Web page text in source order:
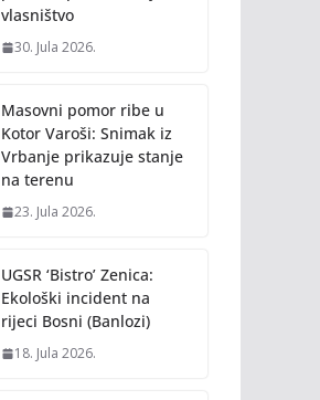
vlasništvo
30. Jula 2026.
Masovni pomor ribe u
Kotor Varoši: Snimak iz
Vrbanje prikazuje stanje
na terenu
23. Jula 2026.
UGSR ‘Bistro’ Zenica:
Ekološki incident na
rijeci Bosni (Banlozi)
18. Jula 2026.